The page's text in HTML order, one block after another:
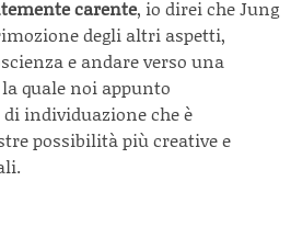
carente, io direi che Jung
degli altri aspetti,
e andare verso una
quale noi appunto
individuazione che è
possibilità più creative e